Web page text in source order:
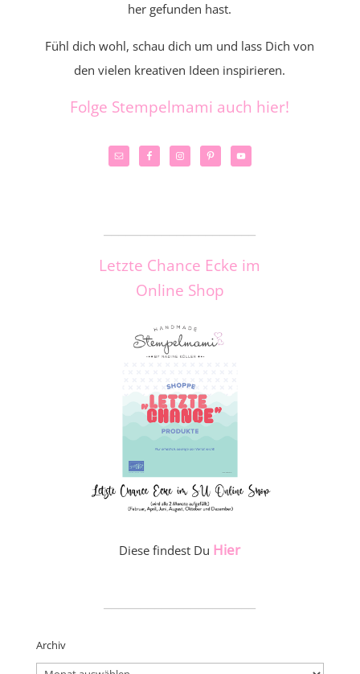
her gefunden hast.
Fühl dich wohl, schau dich um und lass Dich von
den vielen kreativen Ideen inspirieren.
Folge Stempelmami auch hier!
Letzte Chance Ecke im
Online Shop
Diese findest Du Hier
Archiv